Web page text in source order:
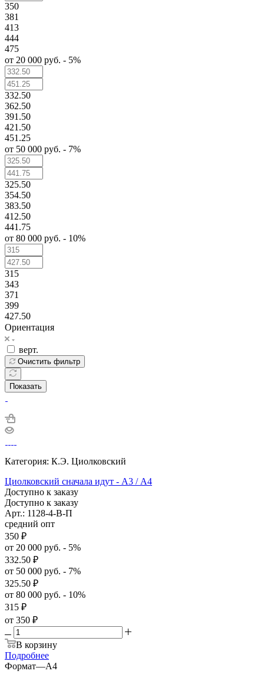
350
381
413
444
475
от 20 000 руб. - 5%
332.50
362.50
391.50
421.50
451.25
от 50 000 руб. - 7%
325.50
354.50
383.50
412.50
441.75
от 80 000 руб. - 10%
315
343
371
399
427.50
Ориентация
верт.
Очистить фильтр
Показать
Категория: К.Э. Циолковский
Циолковский сначала идут - А3 / А4
Доступно к заказу
Доступно к заказу
Арт.: 1128-4-В-П
средний опт
350 ₽
от 20 000 руб. - 5%
332.50 ₽
от 50 000 руб. - 7%
325.50 ₽
от 80 000 руб. - 10%
315 ₽
от 350 ₽
В корзину
Подробнее
Формат—А4